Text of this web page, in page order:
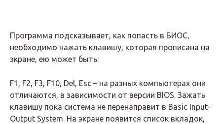
Программа подсказывает, как попасть в БИОС,
необходимо нажать клавишу, которая прописана на
экране, ею может быть:
F1, F2, F3, F10, Del, Esc – на разных компьютерах они
отличаются, в зависимости от версии BIOS. Зажать
клавишу пока система не перенаправит в Basic Input-
Output System. На экране появится список вкладок,